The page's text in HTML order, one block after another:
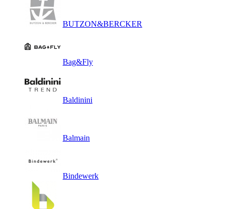
BUTZON&BERCKER
Bag&Fly
Baldinini
Balmain
Bindewerk